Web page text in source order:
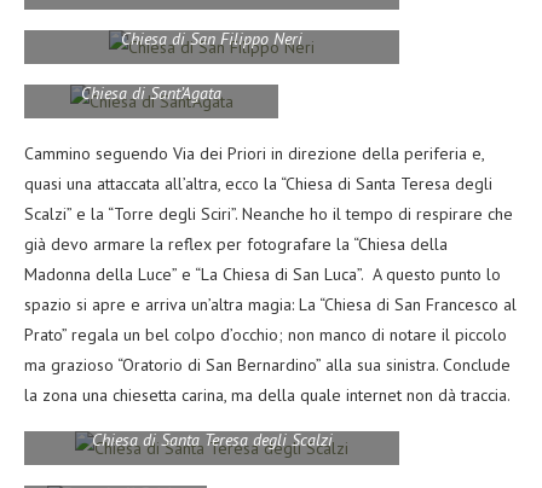
Chiesa di San Filippo Neri
Chiesa di Sant’Agata
Cammino seguendo Via dei Priori in direzione della periferia e,
quasi una attaccata all’altra, ecco la “Chiesa di Santa Teresa degli
Scalzi” e la “Torre degli Sciri”. Neanche ho il tempo di respirare che
già devo armare la reflex per fotografare la “Chiesa della
Madonna della Luce” e “La Chiesa di San Luca”. A questo punto lo
spazio si apre e arriva un’altra magia: La “Chiesa di San Francesco al
Prato” regala un bel colpo d’occhio; non manco di notare il piccolo
ma grazioso “Oratorio di San Bernardino” alla sua sinistra. Conclude
la zona una chiesetta carina, ma della quale internet non dà traccia.
Chiesa di Santa Teresa degli Scalzi